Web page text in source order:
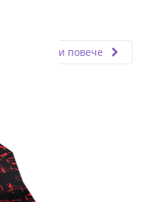
Прочети повече